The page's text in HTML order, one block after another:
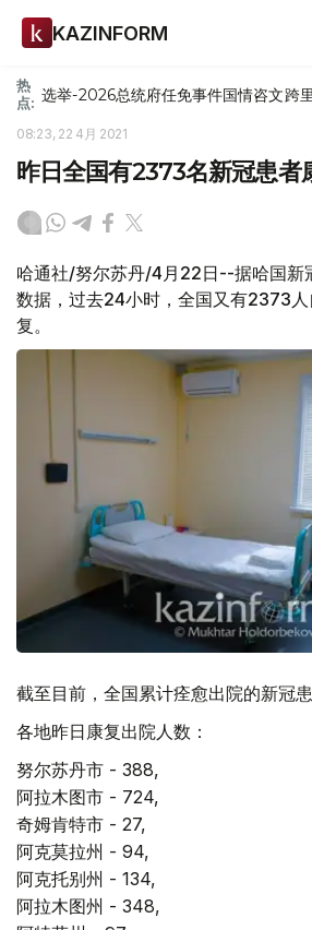
KAZINFORM
热
点: 选举-2026总统府任免事件国情咨文跨
08:23, 22 4月 2021
昨日全国有2373名新冠患者
哈通社/努尔苏丹/4月22日--据哈国新
数据，过去24小时，全国又有2373
复。
截至目前，全国累计痊愈出院的新冠
各地昨日康复出院人数：
努尔苏丹市 - 388,
阿拉木图市 - 724,
奇姆肯特市 - 27,
阿克莫拉州 - 94,
阿克托别州 - 134,
阿拉木图州 - 348,